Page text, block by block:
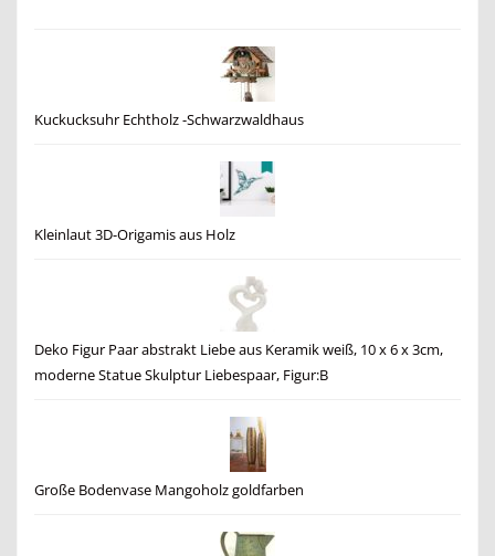
Kuckucksuhr Echtholz -Schwarzwaldhaus
Kleinlaut 3D-Origamis aus Holz
Deko Figur Paar abstrakt Liebe aus Keramik weiß, 10 x 6 x 3cm,
moderne Statue Skulptur Liebespaar, Figur:B
Große Bodenvase Mangoholz goldfarben